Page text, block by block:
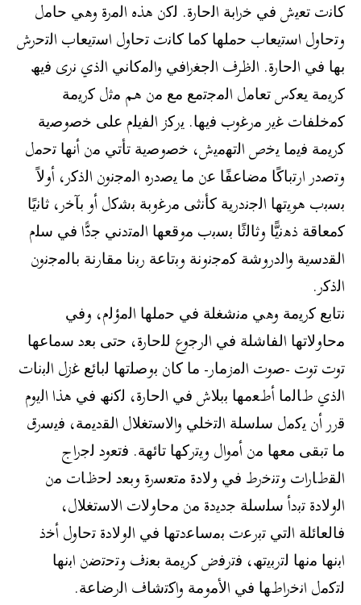
ﻛﺎﻧت ﺗﻌﯾش ﻓﻲ ﺧراﺑﺔ اﻟﺣﺎرة. ﻟﻛن ھذه اﻟﻣرة وھﻲ ﺣﺎﻣل
وﺗﺣﺎول اﺳﺗﯾﻌﺎب ﺣﻣﻠﮭﺎ ﻛﻣﺎ ﻛﺎﻧت ﺗﺣﺎول اﺳﺗﯾﻌﺎب اﻟﺗﺣرش
ﺑﮭﺎ ﻓﻲ اﻟﺣﺎرة. اﻟظرف اﻟﺟﻐراﻓﻲ واﻟﻣﻛﺎﻧﻲ اﻟذي ﻧرى ﻓﯾﮫ
ﻛرﯾﻣﺔ ﯾﻌﻛس ﺗﻌﺎﻣل اﻟﻣﺟﺗﻣﻊ ﻣﻊ ﻣن ھم ﻣﺛل ﻛرﯾﻣﺔ
ﻛﻣﺧﻠﻔﺎت ﻏﯾر ﻣرﻏوب ﻓﯾﮭﺎ. ﯾرﻛز اﻟﻔﯾﻠم ﻋﻠﻰ ﺧﺻوﺻﯾﺔ
ﻛرﯾﻣﺔ ﻓﯾﻣﺎ ﯾﺧص اﻟﺗﮭﻣﯾش، ﺧﺻوﺻﯾﺔ ﺗﺄﺗﻲ ﻣن أﻧﮭﺎ ﺗﺣﻣل
وﺗﺻدر ارﺗﺑﺎﻛًﺎ ﻣﺿﺎﻋﻔًﺎ ﻋن ﻣﺎ ﯾﺻدره اﻟﻣﺟﻧون اﻟذﻛر، أوﻻً
ﺑﺳﺑب ھوﯾﺗﮭﺎ اﻟﺟﻧدرﯾﺔ ﻛﺄﻧﺛﻰ ﻣرﻏوﺑﺔ ﺑﺷﻛل أو ﺑﺂﺧر، ﺛﺎﻧﯾًﺎ
ﻛﻣﻌﺎﻗﺔ ذھﻧﯾًّﺎ وﺛﺎﻟﺛًﺎ ﺑﺳﺑب ﻣوﻗﻌﮭﺎ اﻟﻣﺗدﻧﻲ ﺟدًّا ﻓﻲ ﺳﻠم
اﻟﻘدﺳﯾﺔ واﻟدروﺷﺔ ﻛﻣﺟﻧوﻧﺔ وﺑﺗﺎﻋﺔ رﺑﻧﺎ ﻣﻘﺎرﻧﺔ ﺑﺎﻟﻣﺟﻧون
اﻟذﻛر.
ﻧﺗﺎﺑﻊ ﻛرﯾﻣﺔ وھﻲ ﻣﻧﺷﻐﻠﺔ ﻓﻲ ﺣﻣﻠﮭﺎ اﻟﻣؤﻟم، وﻓﻲ
ﻣﺣﺎوﻻﺗﮭﺎ اﻟﻔﺎﺷﻠﺔ ﻓﻲ اﻟرﺟوع ﻟﻠﺣﺎرة، ﺣﺗﻰ ﺑﻌد ﺳﻣﺎﻋﮭﺎ
ﺗوت ﺗوت -ﺻوت اﻟﻣزﻣﺎر- ﻣﺎ ﻛﺎن ﺑوﺻﻠﺗﮭﺎ ﻟﺑﺎﺋﻊ ﻏزل اﻟﺑﻧﺎت
اﻟذي طﺎﻟﻣﺎ أطﻌﻣﮭﺎ ﺑﺑﻼش ﻓﻲ اﻟﺣﺎرة، ﻟﻛﻧﮫ ﻓﻲ ھذا اﻟﯾوم
ﻗرر أن ﯾﻛﻣل ﺳﻠﺳﻠﺔ اﻟﺗﺧﻠﻲ واﻻﺳﺗﻐﻼل اﻟﻘدﯾﻣﺔ، ﻓﯾﺳرق
ﻣﺎ ﺗﺑﻘﻰ ﻣﻌﮭﺎ ﻣن أﻣوال وﯾﺗرﻛﮭﺎ ﺗﺎﺋﮭﺔ. ﻓﺗﻌود ﻟﺟراج
اﻟﻘطﺎرات وﺗﻧﺧرط ﻓﻲ وﻻدة ﻣﺗﻌﺳرة وﺑﻌد ﻟﺣظﺎت ﻣن
اﻟوﻻدة ﺗﺑدأ ﺳﻠﺳﻠﺔ ﺟدﯾدة ﻣن ﻣﺣﺎوﻻت اﻻﺳﺗﻐﻼل،
ﻓﺎﻟﻌﺎﺋﻠﺔ اﻟﺗﻲ ﺗﺑرﻋت ﺑﻣﺳﺎﻋدﺗﮭﺎ ﻓﻲ اﻟوﻻدة ﺗﺣﺎول أﺧذ
اﺑﻧﮭﺎ ﻣﻧﮭﺎ ﻟﺗرﺑﯾﺗﮫ، ﻓﺗرﻓض ﻛرﯾﻣﺔ ﺑﻌﻧف وﺗﺣﺗﺿن اﺑﻧﮭﺎ
ﻟﺗﻛﻣل اﻧﺧراطﮭﺎ ﻓﻲ اﻷﻣوﻣﺔ واﻛﺗﺷﺎف اﻟرﺿﺎﻋﺔ.